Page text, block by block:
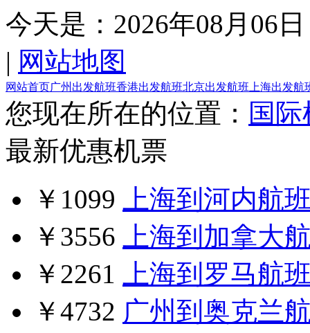
今天是： 2026年08月06日
| 网站地图
网站首页广州出发航班香港出发航班北京出发航班 上海出发航
您现在所在的位置： 国
最新优惠机票
￥1099
上海到河内航
￥3556
上海到加拿大
￥2261
上海到罗马航
￥4732 广州到奥克兰